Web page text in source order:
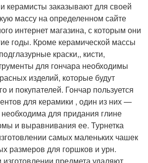
керамисты заказывают для своей
массу на определенном сайте
интернет магазина, с которым они
годы. Кроме керамической массы
краски,, кисти,
для гончара необходимы
изделий, которые будут
и покупателей. Гончар пользуется
для керамики , один из них —
необходима для придания глине
и выравнивания ее. Турнетка
самых маленьких чашек
размеров для горшков и урн.